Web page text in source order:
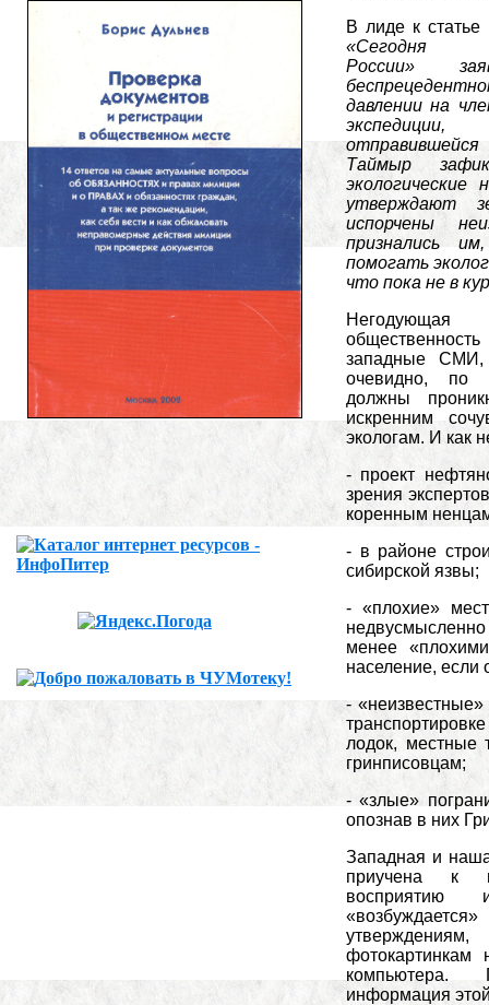
В лиде к статье
«Сегодня
России»
давлении на
экспедиции,
Таймыр
утверждают
испорчены
признались
помогать
что пока не в
Негодующая
западные СМИ,
очевидно, по
должны
искренним
экологам. И как
- проект
зрения
коренным
- в районе
сибирской язвы;
- «плохие»
менее
население, если
-
лодок, местные
гринписовцам;
- «злые»
опознав в них
Западная и
приучена к
восприятию
фотокартинкам
компьютера.
информация